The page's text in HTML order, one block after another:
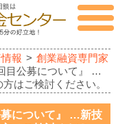
報 > 創業融資専門家
目公募について』 …
はご検討ください。
募について』 …新技